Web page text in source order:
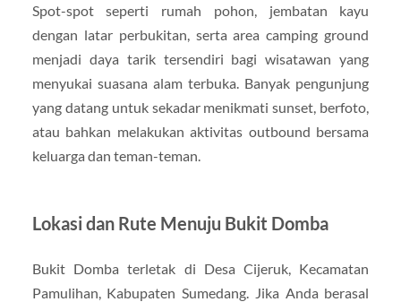
Spot-spot seperti rumah pohon, jembatan kayu
dengan latar perbukitan, serta area camping ground
menjadi daya tarik tersendiri bagi wisatawan yang
menyukai suasana alam terbuka. Banyak pengunjung
yang datang untuk sekadar menikmati sunset, berfoto,
atau bahkan melakukan aktivitas outbound bersama
keluarga dan teman-teman.
Lokasi dan Rute Menuju Bukit Domba
Bukit Domba terletak di Desa Cijeruk, Kecamatan
Pamulihan, Kabupaten Sumedang. Jika Anda berasal